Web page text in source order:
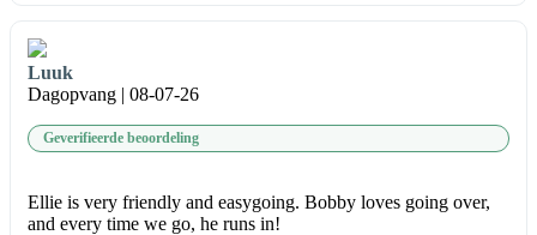
Luuk
Dagopvang | 08-07-26
Geverifieerde beoordeling
Ellie is very friendly and easygoing. Bobby loves going over,
and every time we go, he runs in!